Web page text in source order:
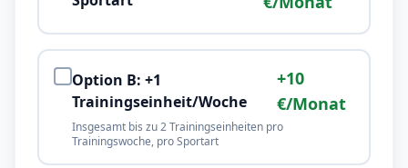
Option B: +1
Trainingseinheit/Woche
+10
€/Monat
Insgesamt bis zu 2 Trainingseinheiten pro
Trainingswoche, pro Sportart